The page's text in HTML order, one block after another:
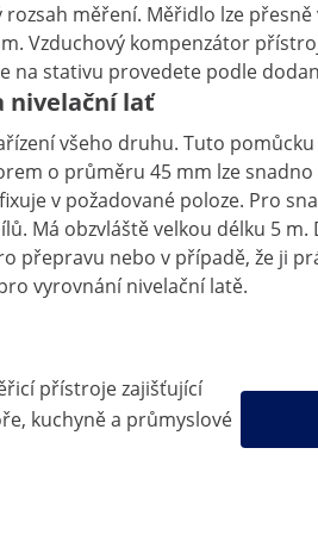
měření. Měřidlo lze
Vzduchový kompenzátor
stativu provedete podle
nivelační lať
všeho druhu. Tuto
o průměru 45 mm lze
v požadované poloze. Pro
Má obzvláště velkou délku 5
přepravu nebo v případě, že ji
vyrovnání nivelační latě.
přístroje zajišťující
kuchyně a průmyslové